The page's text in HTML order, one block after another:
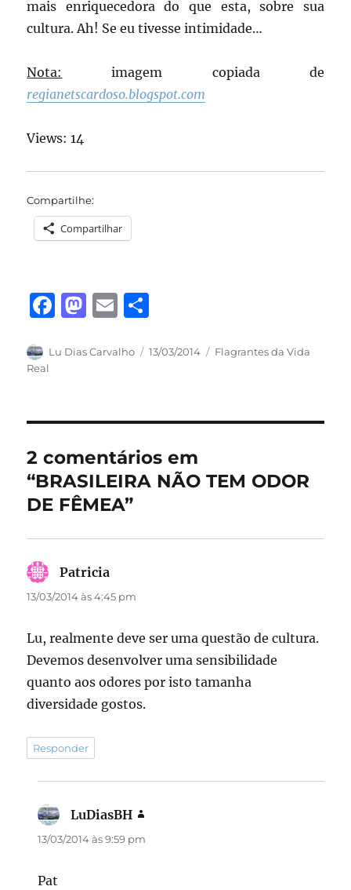
mais enriquecedora do que esta, sobre sua
cultura. Ah! Se eu tivesse intimidade…
Nota:
imagem copiada de
regianetscardoso.blogspot.com
Views: 14
Compartilhe:
Compartilhar
F
c
o
o
k
M
st
o
n
E
ai a
Autor
Lu Dias Carvalho
Publicado
13/03/2014 Categorias
Flagrantes da Vida
Real
2 comentários em
“BRASILEIRA NÃO TEM ODOR
DE FÊMEA”
Patricia
13/03/2014 às 4:45 pm
Lu, realmente deve ser uma questão de cultura.
Devemos desenvolver uma sensibilidade
quanto aos odores por isto tamanha
diversidade gostos.
Responder
LuDiasBH
13/03/2014 às 9:59 pm
Pat